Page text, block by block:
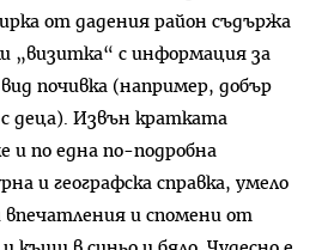
от дадения район съдържа
„визитка“ с информация за
почивка (например, добър
с деца). Извън кратката
и по една по-подробна
и географска справка, умело
впечатления и спомени от